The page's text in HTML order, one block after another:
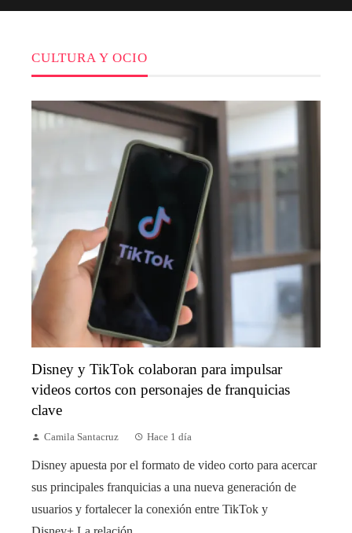
CULTURA Y OCIO
Disney y TikTok colaboran para impulsar
videos cortos con personajes de franquicias
clave
Camila Santacruz Hace 1 día
Disney apuesta por el formato de video corto para acercar
sus principales franquicias a una nueva generación de
usuarios y fortalecer la conexión entre TikTok y